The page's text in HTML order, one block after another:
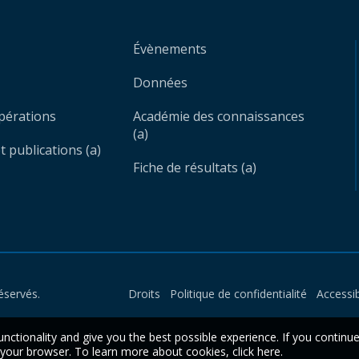
publications (a)
Évènements
Données
Académie des connaissances
(a)
Fiche de résultats (a)
Droits Politique de confidentialité
and give you the best possible experience. If you
browser. To learn more about cookies, click here.